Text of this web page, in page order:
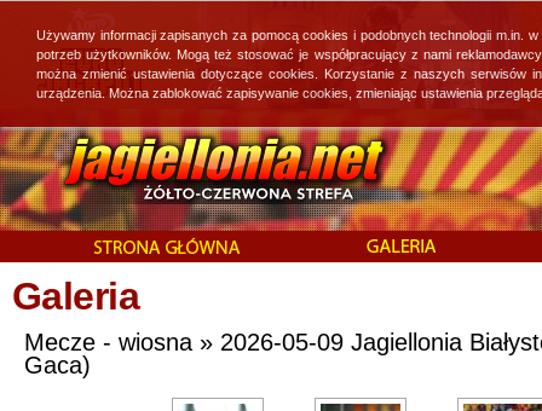
Galeria
Mecze - wiosna » 2026-05-09 Jagiellonia
Gaca)
Używamy informacji zapisanych za pomocą cookies i podobnych technologii
potrzeb użytkowników. Mogą też stosować je współpracujący z nami
można zmienić ustawienia dotyczące cookies. Korzystanie z naszych
urządzenia. Można zablokować zapisywanie cookies, zmieniając ustawienia